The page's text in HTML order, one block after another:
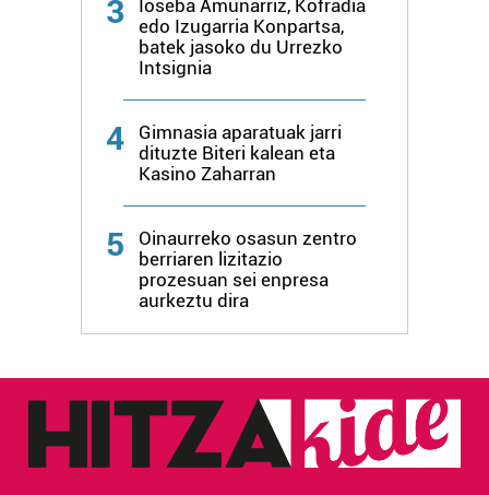
3
Ioseba Amunarriz, Kofradia
edo Izugarria Konpartsa,
batek jasoko du Urrezko
Intsignia
4
Gimnasia aparatuak jarri
dituzte Biteri kalean eta
Kasino Zaharran
5
Oinaurreko osasun zentro
berriaren lizitazio
prozesuan sei enpresa
aurkeztu dira